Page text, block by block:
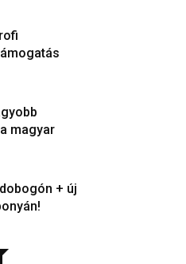
magyar
+ új